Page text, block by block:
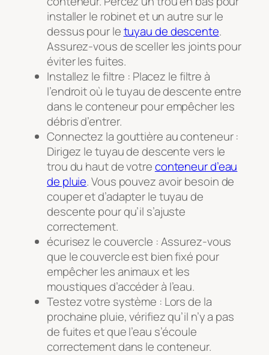
installer le robinet et un autre sur le
dessus pour letuyau de descente.
Assurez-vous de sceller les joints pour
éviter les fuites.
Installez le filtre : Placez le filtre à
l’endroit où le tuyau de descente entre
dans le conteneur pour empêcher les
débris d’entrer.
Connectez la gouttière au conteneur :
Dirigez le tuyau de descente vers le
trou du haut de votreconteneur d’eau
de pluie. Vous pouvez avoir besoin de
couper et d’adapter le tuyau de
descente pour qu’il s’ajuste
correctement.
écurisez le couvercle : Assurez-vous
que le couvercle est bien fixé pour
empêcher les animaux et les
moustiques d’accéder à l’eau.
Testez votre système : Lors de la
prochaine pluie, vérifiez qu’il n’y a pas
de fuites et que l’eau s’écoule
correctement dans le conteneur.